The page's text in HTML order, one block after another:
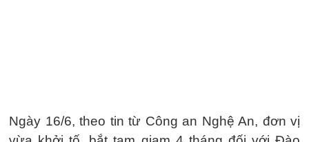
Ngày 16/6, theo tin từ Công an Nghệ An, đơn vị